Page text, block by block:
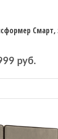
руб.